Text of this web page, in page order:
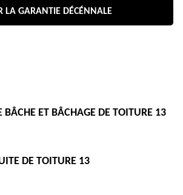
LA GARANTIE DÉCÉNNALE
ET BÂCHAGE DE TOITURE 13
DE TOITURE 13